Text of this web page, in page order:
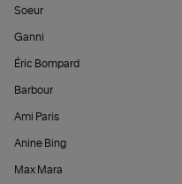
Soeur
Ganni
Éric Bompard
Barbour
Ami Paris
Anine Bing
Max Mara